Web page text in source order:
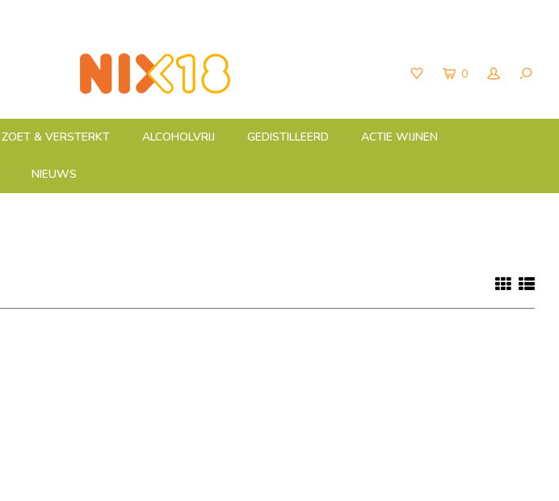
0
ZOET & VERSTERKT ALCOHOLVRIJ GEDISTILLEERD ACTIE WIJNEN
NIEUWS